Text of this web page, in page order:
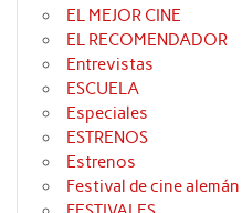
EL MEJOR CINE
EL RECOMENDADOR
Entrevistas
ESCUELA
Especiales
ESTRENOS
Estrenos
Festival de cine alemán